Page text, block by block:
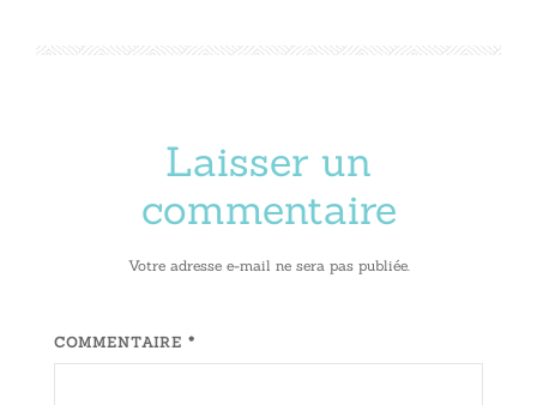
Laisser un
commentaire
Votre adresse e-mail ne sera pas publiée.
COMMENTAIRE *